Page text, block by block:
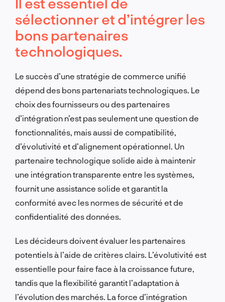
sélectionner et d’intégrer les
bons partenaires
technologiques.
Le succès d’une stratégie de commerce unifié
dépend des bons partenariats technologiques. Le
choix des fournisseurs ou des partenaires
d’intégration n’est pas seulement une question de
fonctionnalités, mais aussi de compatibilité,
d’évolutivité et d’alignement opérationnel. Un
partenaire technologique solide aide à maintenir
une intégration transparente entre les systèmes,
fournit une assistance solide et garantit la
conformité avec les normes de sécurité et de
confidentialité des données.
Les décideurs doivent évaluer les partenaires
potentiels à l’aide de critères clairs. L’évolutivité est
essentielle pour faire face à la croissance future,
tandis que la flexibilité garantit l’adaptation à
l’évolution des marchés. La force d’intégration